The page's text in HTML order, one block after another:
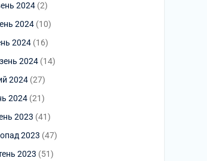
2024 (2)
2024 (10)
2024 (16)
2024 (14)
2024 (27)
2024 (21)
2023 (41)
2023 (47)
2023 (51)